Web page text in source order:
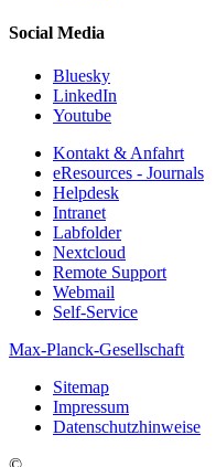
Social Media
Bluesky
LinkedIn
Youtube
Kontakt & Anfahrt
eResources - Journals
Helpdesk
Intranet
Labfolder
Nextcloud
Remote Support
Webmail
Self-Service
Max-Planck-Gesellschaft
Sitemap
Impressum
Datenschutzhinweise